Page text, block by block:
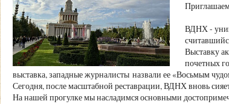
ВДНХ -
Выставку
почетных
выставка, западные журналисты назвали ее «Восьмым
Сегодня, после масштабной реставрации, ВДНХ вновь
На нашей прогулке мы насладимся основными